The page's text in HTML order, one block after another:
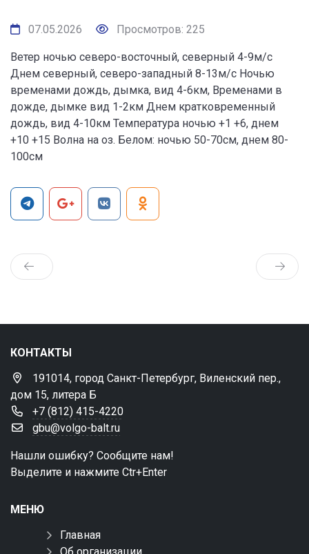
07.05.2026 Просмотров: 225
Ветер ночью северо-восточный, северный 4-9м/с
Днем северный, северо-западный 8-13м/с Ночью
временами дождь, дымка, вид 4-6км, Временами в
дожде, дымке вид 1-2км Днем кратковременный
дождь, вид 4-10км Температура ночью +1 +6, днем
+10 +15 Волна на оз. Белом: ночью 50-70см, днем 80-
100см
КОНТАКТЫ
191014, город Санкт-Петербург, Виленский пер.,
дом 15, литера Б
+7 (812) 415-4220
gbu@volgo-balt.ru
Нашли ошибку? Сообщите нам!
Выделите и нажмите Ctr+Enter
МЕНЮ
Главная